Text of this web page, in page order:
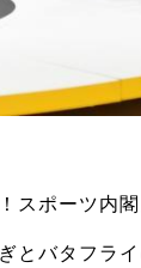
スポーツ内
とバタフラ